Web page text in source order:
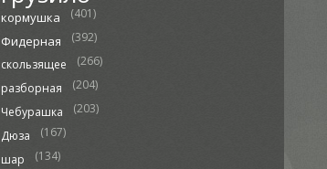
кормушка (401)
Фидерная
(392)
скользящее
(266)
разборная
(204)
Чебурашка
(203)
Дюза
(167)
шар
(134)